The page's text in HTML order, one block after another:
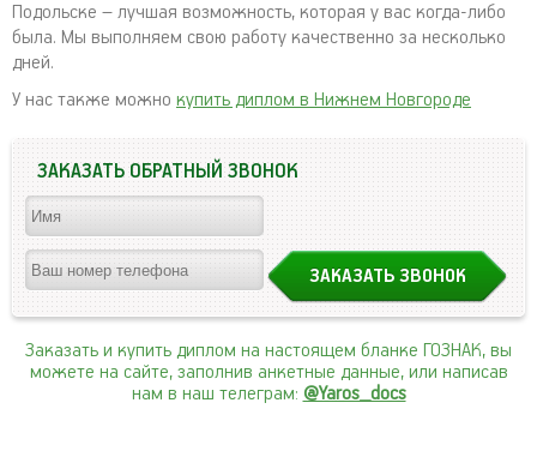
Подольске – лучшая возможность, которая у вас когда-либо
была. Мы выполняем свою работу качественно за несколько
дней.
У нас также можно купить диплом в Нижнем Новгороде
ЗАКАЗАТЬ ОБРАТНЫЙ ЗВОНОК
Заказать и купить диплом на настоящем бланке ГОЗНАК, вы
можете на сайте, заполнив анкетные данные, или написав
нам в наш телеграм: @Yaros_docs